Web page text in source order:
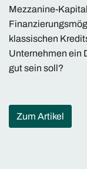
Mezzanine-
klassischen
Unternehmen ein
gut sein soll?
Zum Artikel